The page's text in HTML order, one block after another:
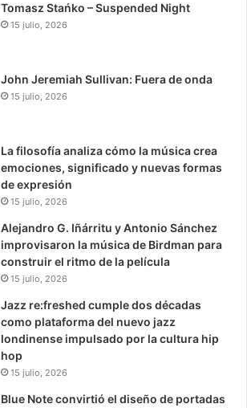
Tomasz Stańko – Suspended Night
15 julio, 2026
John Jeremiah Sullivan: Fuera de onda
15 julio, 2026
La filosofía analiza cómo la música crea
emociones, significado y nuevas formas
de expresión
15 julio, 2026
Alejandro G. Iñárritu y Antonio Sánchez
improvisaron la música de Birdman para
construir el ritmo de la película
15 julio, 2026
Jazz re:freshed cumple dos décadas
como plataforma del nuevo jazz
londinense impulsado por la cultura hip
hop
15 julio, 2026
Blue Note convirtió el diseño de portadas